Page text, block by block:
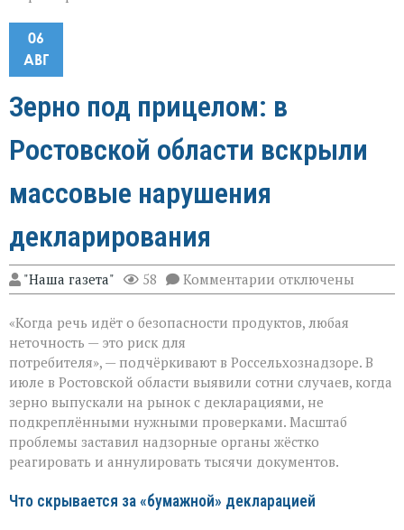
06
АВГ
Зерно под прицелом: в
Ростовской области вскрыли
массовые нарушения
декларирования
"Наша газета" 58 Комментарии к
записи
под
Ростовской
области
вскрыли
массовые
нарушения
декларирования
отключены
«Когда речь идёт о безопасности продуктов, любая
неточность — это риск для
потребителя», — подчёркивают в Россельхознадзоре. В
июле в Ростовской области выявили сотни случаев, когда
зерно выпускали на рынок с декларациями, не
подкреплёнными нужными проверками. Масштаб
проблемы заставил надзорные органы жёстко
реагировать и аннулировать тысячи документов.
Что скрывается за «бумажной» декларацией